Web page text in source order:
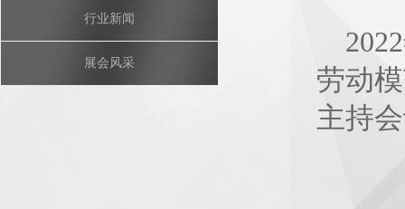
行业新闻
展会风采
2022
劳动
主持